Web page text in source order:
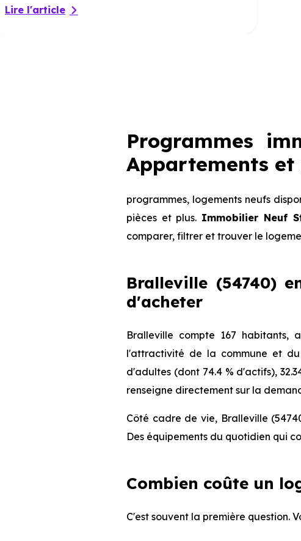
Lire l'article
Programmes
Appartements et
programmes, logements neufs
pièces et plus. Immobilier Neuf
comparer, filtrer et trouver le
Bralleville (54740)
d'acheter
Bralleville compte 167
l'attractivité de la commune et du
d'adultes (dont 74.4 % d'actifs),
renseigne directement sur la
Côté cadre de vie, Bralleville
Des équipements du quotidien qui
Combien coûte un
C'est souvent la première question.